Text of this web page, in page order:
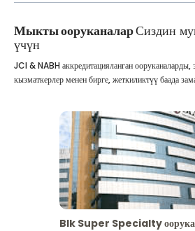
Мыкты ооруканаларСиздин
үчүн
JCI & NABH аккредитацияланган
кызматкерлер менен бирге, жеткиликтүү баада
Blk Super Specialty